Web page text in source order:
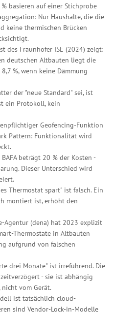
basieren auf einer Stichprobe
Nur Haushalte, die die
keine thermischen Brücken
des Fraunhofer ISE (2024) zeigt:
deutschen Altbauten liegt die
%, wenn keine Dämmung
der "neue Standard" sei, ist
ein Protokoll, kein
Geofencing-Funktion
Pattern: Funktionalität wird
beträgt 20 % der Kosten -
Dieser Unterschied wird
Thermostat spart" ist falsch. Ein
montiert ist, erhöht den
Agentur (dena) hat 2023 explizit
Thermostate in Altbauten
aufgrund von falschen
drei Monate" ist irreführend. Die
- sie ist abhängig
vom Gerät.
ist tatsächlich cloud-
sind Vendor-Lock-in-Modelle